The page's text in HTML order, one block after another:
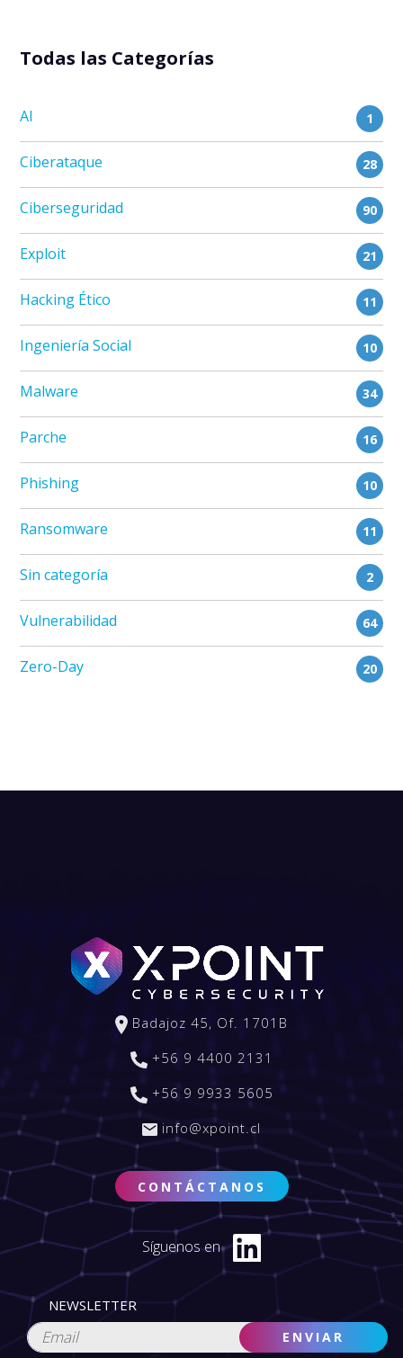
Todas las Categorías
AI 1
Ciberataque 28
Ciberseguridad 90
Exploit 21
Hacking Ético 11
Ingeniería Social 10
Malware 34
Parche 16
Phishing 10
Ransomware 11
Sin categoría 2
Vulnerabilidad 64
Zero-Day 20
+56 9 4400 2131
Badajoz 45, Of. 1701B
+56 9 9933 5605
info@xpoint.cl
CONTÁCTANOS
Síguenos en
NEWSLETTER